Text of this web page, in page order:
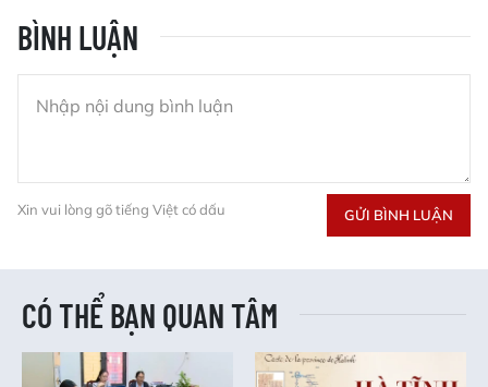
BÌNH LUẬN
Xin vui lòng gõ tiếng Việt có dấu GỬI BÌNH LUẬN
CÓ THỂ BẠN QUAN TÂM